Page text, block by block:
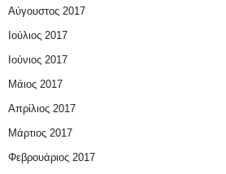
Αύγουστος 2017
Ιούλιος 2017
Ιούνιος 2017
Μάιος 2017
Απρίλιος 2017
Μάρτιος 2017
Φεβρουάριος 2017